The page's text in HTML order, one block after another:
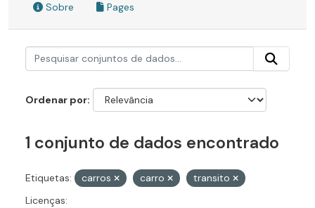
Sobre Pages
Ordenar por
1 conjunto de dados encontrado
Etiquetas: carros carro
transito
Licenças: